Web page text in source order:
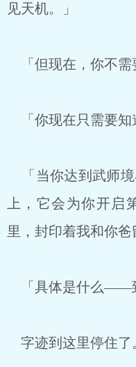
见天机。」
「但现在，你不需
「你现在只需要知
「当你达到武师境
上，它会为你开启
里，封印着我和你爸
「具体是什么——
字迹到这里停住了